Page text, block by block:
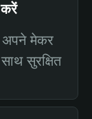
मेकर
सुरक्षित